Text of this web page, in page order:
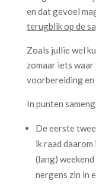
en dat gevoel
terugblik op de
Zoals jullie wel
zomaar iets
voorbereiding en
In punten
De eerste
ik raad daarom
(lang)
nergens zin in